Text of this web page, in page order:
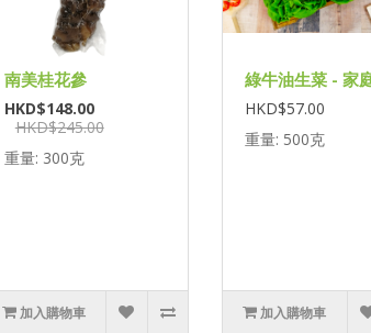
南美桂花參
HKD$148.00
HKD$245.00
重量: 300克
加入購物車
綠牛油生菜 - 家
HKD$57.00
重量: 500克
加入購物車